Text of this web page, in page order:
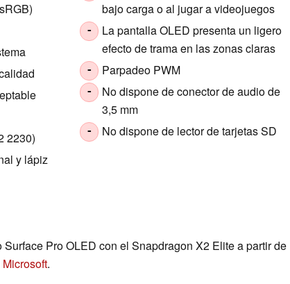
2230)
y lápiz
bajo carga o al jugar a videojuegos
-
La pantalla OLED presenta un ligero
efecto de trama en las zonas claras
- Parpadeo PWM
-
No dispone de conector de audio de
3,5 mm
- No dispone de lector de tarjetas SD
Pro OLED con el Snapdragon X2 Elite a partir de
.